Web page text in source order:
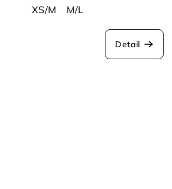
XS/M
M/L
Detail